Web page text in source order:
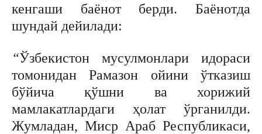
кенгаши баёнот берди. Баёнотда
шундай дейилади:
“Ўзбекистон мусулмонлари идораси
томонидан Рамазон ойини ўтказиш
бўйича қўшни ва хорижий
мамлакатлардаги ҳолат ўрганилди.
Жумладан, Миср Араб Республикаси,